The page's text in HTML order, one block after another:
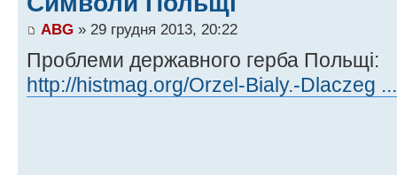
ABG » 29 грудня 2013, 20:22
Проблеми державного герба Польщі:
http://histmag.org/Orzel-Bialy.-Dlaczeg